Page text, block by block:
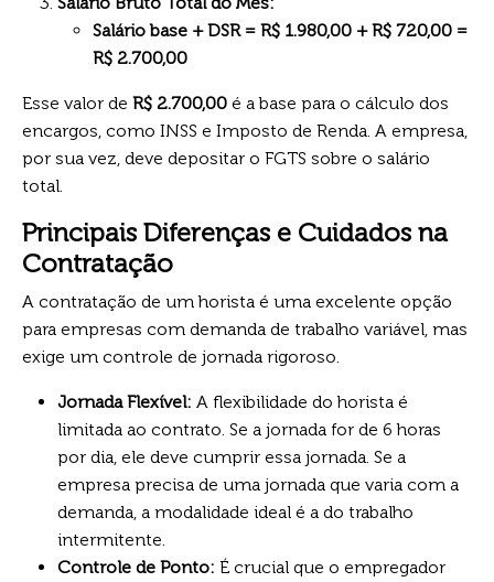
Salário base + DSR = R$ 1.980,00 + R$ 720,00 =
R$ 2.700,00
Esse valor de R$ 2.700,00 é a base para o cálculo dos
encargos, como INSS e Imposto de Renda. A empresa,
por sua vez, deve depositar o FGTS sobre o salário
total.
Principais Diferenças e Cuidados na
Contratação
A contratação de um horista é uma excelente opção
para empresas com demanda de trabalho variável, mas
exige um controle de jornada rigoroso.
Jornada Flexível: A flexibilidade do horista é
limitada ao contrato. Se a jornada for de 6 horas
por dia, ele deve cumprir essa jornada. Se a
empresa precisa de uma jornada que varia com a
demanda, a modalidade ideal é a do trabalho
intermitente.
Controle de Ponto: É crucial que o empregador